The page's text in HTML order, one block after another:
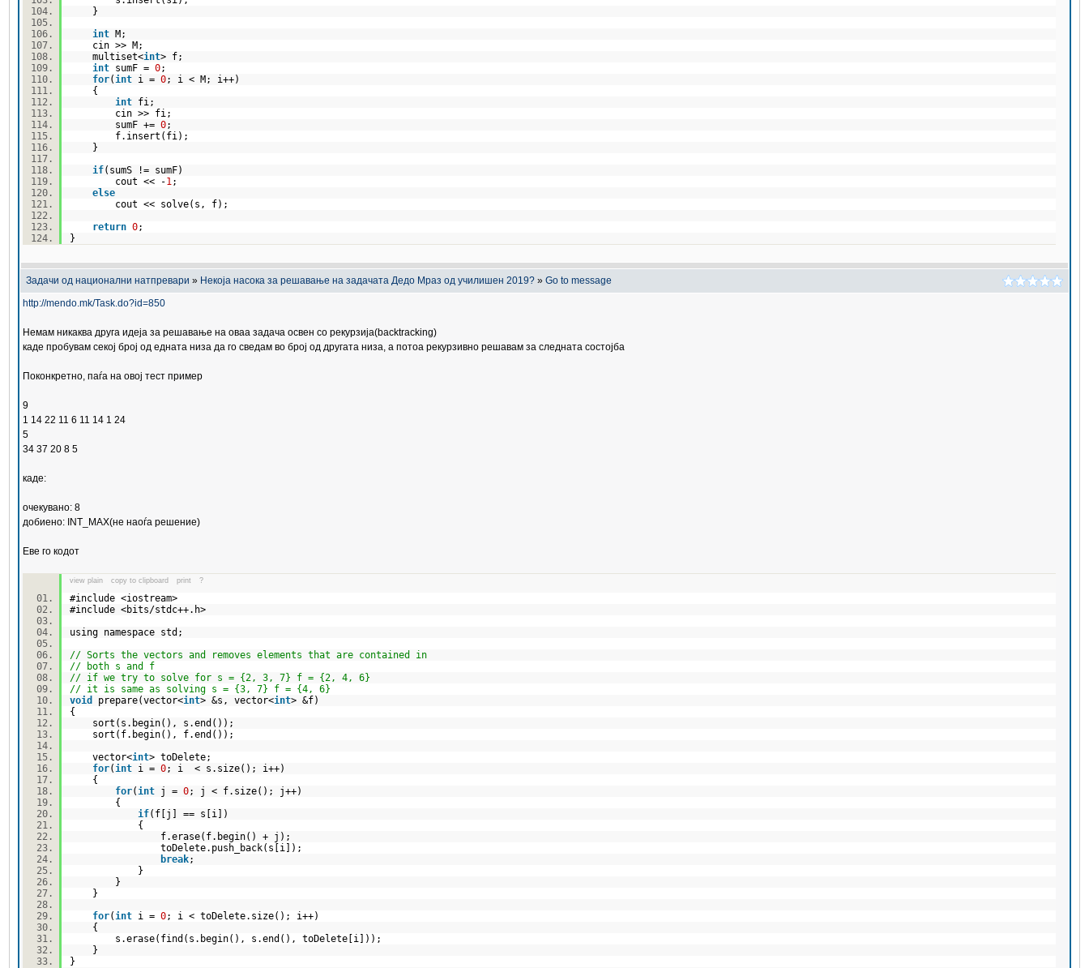
}
int M;
cin >> M;
multiset<int> f;
int sumF = 0;
for(int i = 0; i < M; i++)
{
int fi;
cin >> fi;
sumF += 0;
f.insert(fi);
}
if(sumS != sumF)
cout << -1;
else
cout << solve(s, f);
return 0;
}
Задачи од национални натпревари » Некоја насока за решавање на задачата Дедо Мраз од училишен 2019? » Go to message
http://mendo.mk/Task.do?id=850
Немам никаква друга идеја за решавање на оваа задача освен со рекурзија(backtracking)
каде пробувам секој број од едната низа да го сведам во број од другата низа, а потоа рекурзивно решавам за следната состојба
Поконкретно, паѓа на овој тест пример
9
1 14 22 11 6 11 14 1 24
5
34 37 20 8 5
каде:
очекувано: 8
добиено: INT_MAX(не наоѓа решение)
Еве го кодот
view plain copy to clipboard print ?
#include <iostream>
#include <bits/stdc++.h>
using namespace std;
// Sorts the vectors and removes elements that are contained in
// both s and f
// if we try to solve for s = {2, 3, 7} f = {2, 4, 6}
// it is same as solving s = {3, 7} f = {4, 6}
void
prepare(vector<int> &s, vector<int> &f)
{
sort(s.begin(), s.end());
sort(f.begin(), f.end());
vector<int> toDelete;
for(int i = 0; i < s.size(); i++)
{
for(int j = 0; j < f.size(); j++)
{
if(f[j] == s[i])
{
f.erase(f.begin() + j);
toDelete.push_back(s[i]);
break;
}
}
}
for(int i = 0; i < toDelete.size(); i++)
{
s.erase(find(s.begin(), s.end(), toDelete[i]));
}
}